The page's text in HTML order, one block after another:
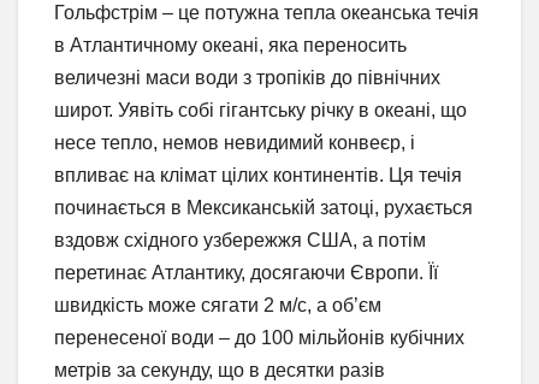
Гольфстрім – це потужна тепла океанська течія
в Атлантичному океані, яка переносить
величезні маси води з тропіків до північних
широт. Уявіть собі гігантську річку в океані, що
несе тепло, немов невидимий конвеєр, і
впливає на клімат цілих континентів. Ця течія
починається в Мексиканській затоці, рухається
вздовж східного узбережжя США, а потім
перетинає Атлантику, досягаючи Європи. Її
швидкість може сягати 2 м/с, а об’єм
перенесеної води – до 100 мільйонів кубічних
метрів за секунду, що в десятки разів